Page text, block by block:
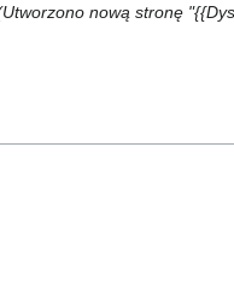
Utworzono nową stronę